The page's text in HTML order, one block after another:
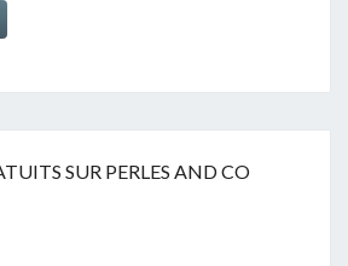
SUR PERLES AND CO